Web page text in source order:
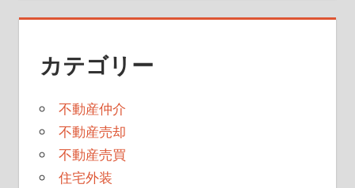
カテゴリー
不動産仲介
不動産売却
不動産売買
住宅外装